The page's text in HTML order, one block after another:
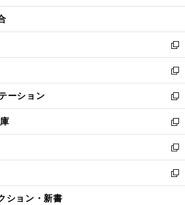
開
ウ
開
く
ン
ウ
で
開
く
ウ
ン
ド
ウ
で
開
く
新
し
い
ウ
ィ
ン
ド
ウ
で
開
く
新
し
い
ウ
ィ
ン
ド
ウ
で
開
ーション
新
し
い
ウ
ィ
ン
ド
ウ
新
し
い
ウ
ィ
ン
新
し
い
ウ
新
し
ション・新書